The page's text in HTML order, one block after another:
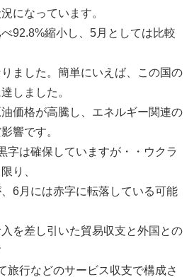
になっています。
92.8%縮小し、5月としては比較
ました。簡単にいえば、この国の
しました。
価格が高騰し、エネルギー関連の
響です。
字は確保していますが・・ウクラ
り、
6月には赤字に転落している可能
を差し引いた貿易収支と外国との
旅行などのサービス収支で構成さ